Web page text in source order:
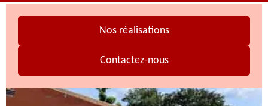
Nos réalisations
Contactez-nous